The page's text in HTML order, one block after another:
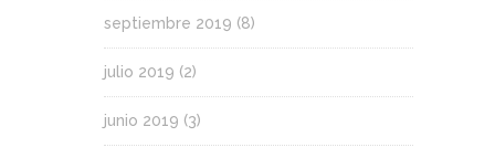
septiembre 2019 (8)
julio 2019 (2)
junio 2019 (3)